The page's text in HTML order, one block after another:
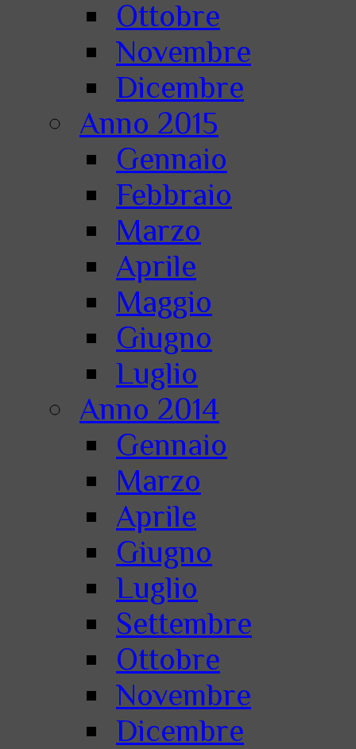
Ottobre
Novembre
Dicembre
Anno 2015
Gennaio
Febbraio
Marzo
Aprile
Maggio
Giugno
Luglio
Anno 2014
Gennaio
Marzo
Aprile
Giugno
Luglio
Settembre
Ottobre
Novembre
Dicembre